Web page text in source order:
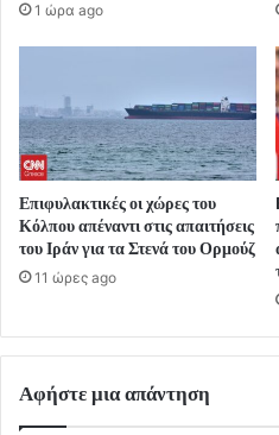
1 ώρα ago
Επιφυλακτικές οι χώρες του
Κόλπου απέναντι στις απαιτήσεις
του Ιράν για τα Στενά του Ορμούζ
11 ώρες ago
Αφήστε μια απάντηση